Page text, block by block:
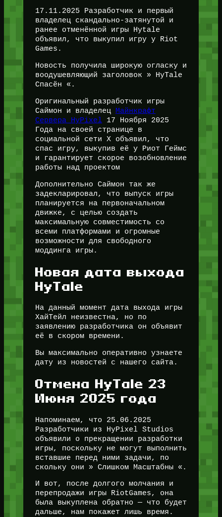
17.11.2025 Разработчик и первый
владелец скандально-затянутой и
ранее отменённой игры Hytale
объявил, что выкупил игру у Riot
Games.
Новость получила широкую огласку и
воодушевляющий заголовок » HyTale
Спасён «.
Оригинальный разработчик игры
Саймон и владелец
Майнкрафт
Сервера HyPixel17 Ноября 2025
Года на своей странице в
социальной сети X объявил, что
спас игру, выкупив её у Риот Геймс
и гарантирует скорое возобновление
работы над проектом
Дополнительно Саймон так же
задекларировал, что выпуск игры
планируется на первоначальном
движке, с целью создать
максимальную совместимость со
всеми платформами и огромные
возможности для свободного
моддинга игры.
Новая дата выхода
HyTale
На данный момент дата выхода игры
ХайТейл неизвестна, но по
заявлению разработчика он объявит
её в скором времени.
Вы максимально оперативно узнаете
дату из новостей с нашего сайта.
Отмена HyTale 23
Июня 2025 года
Напоминаем, что 25.06.2025
Разработчики из HyPixel Studios
объявили о прекращении разработки
игры, поскольку не могут выполнить
вставшие перед ними задачи, по
скольку они » Слишком Масштабны «.
И вот, после долгого молчания и
перепродажи игры RiotGames, она
была выкуплена обратно — что будет
дальше, нам покажет лишь время.